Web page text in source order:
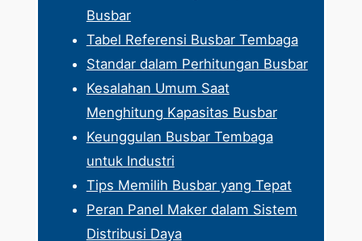
Busbar
Tabel Referensi Busbar Tembaga
Standar dalam Perhitungan Busbar
Kesalahan Umum Saat
Menghitung Kapasitas Busbar
Keunggulan Busbar Tembaga
untuk Industri
Tips Memilih Busbar yang Tepat
Peran Panel Maker dalam Sistem
Distribusi Daya